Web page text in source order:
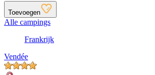
Toevoegen
Alle campings
Frankrijk
Vendée